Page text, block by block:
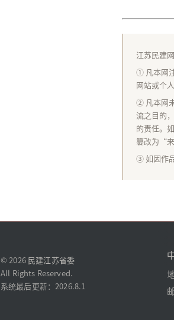
江苏民建
① 凡本网
网站或个
② 凡本网
流之目的
的责任。
篡改为“
③ 如因作
© 2026 民建江苏省委
All Rights Reserved.
系统最后更新：2026.8.1